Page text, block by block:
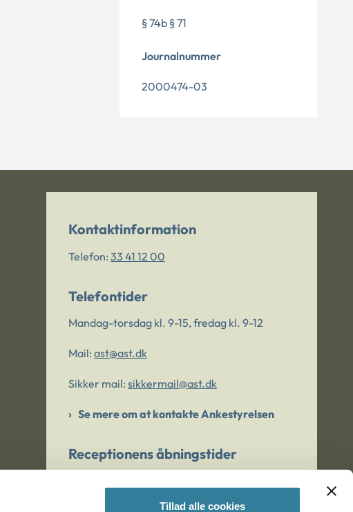
Tillad alle cookies
§ 74b § 71
Journalnummer
2000474-03
Kontaktinformation
Telefon: 33 41 12 00
Telefontider
Mandag-torsdag kl. 9-15, fredag kl. 9-12
Mail: ast@ast.dk
Sikker mail: sikkermail@ast.dk
Se mere om at kontakte Ankestyrelsen
Receptionens åbningstider